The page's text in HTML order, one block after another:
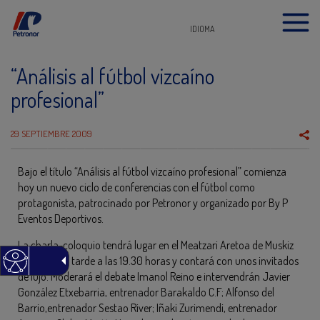
IDIOMA
“Análisis al fútbol vizcaíno
profesional”
29 SEPTIEMBRE 2009
Bajo el título “Análisis al fútbol vizcaíno profesional” comienza
hoy un nuevo ciclo de conferencias con el fútbol como
protagonista, patrocinado por Petronor y organizado por By P
Eventos Deportivos.
La charla-coloquio tendrá lugar en el Meatzari Aretoa de Muskiz
esta misma tarde a las 19.30 horas y contará con unos invitados
de lujo. Moderará el debate Imanol Reino e intervendrán Javier
González Etxebarria, entrenador Barakaldo C.F; Alfonso del
Barrio,entrenador Sestao River; Iñaki Zurimendi, entrenador